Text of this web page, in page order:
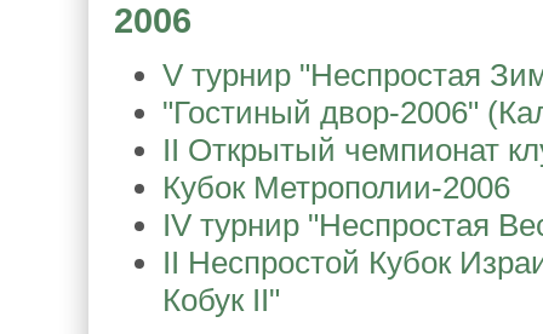
2006
V турнир "Неспростая
"Гостиный двор-2006"
II Открытый чемпионат
Кубок Метрополии-2006
IV турнир "Неспростая
II Неспростой Кубок
Кобук II"